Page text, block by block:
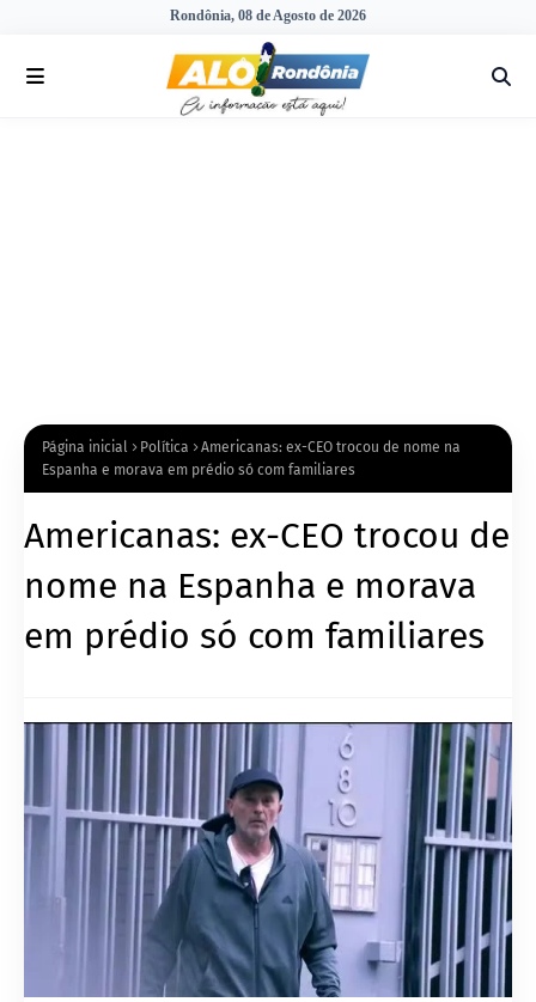
Rondônia, 08 de Agosto de 2026
Página inicial Política
Americanas: ex-CEO trocou de nome na
Espanha e morava em prédio só com familiares
Americanas: ex-CEO trocou de
nome na Espanha e morava
em prédio só com familiares